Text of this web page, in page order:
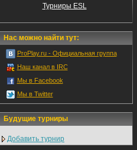
Турниры ESL
Нас можно найти тут:
ProPlay.ru - Официальная группа
Наш канал в IRC
Мы в Facebook
Мы в Twitter
Будущие турниры
Добавить турнир